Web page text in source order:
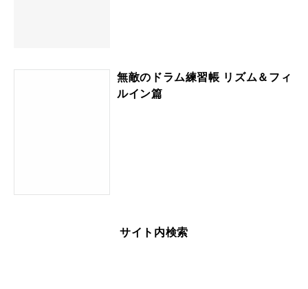
無敵のドラム練習帳 リズム＆フィ
ルイン篇
サイト内検索